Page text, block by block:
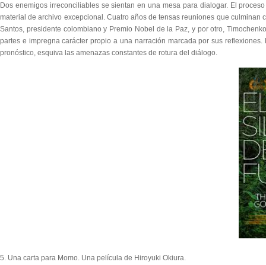
Dos enemigos irreconciliables se sientan en una mesa para dialogar. El
material de archivo excepcional. Cuatro años de tensas reuniones que
Santos, presidente colombiano y Premio Nobel de la Paz, y por otro,
partes e impregna carácter propio a una narración marcada por sus
pronóstico, esquiva las amenazas constantes de rotura del diálogo.
5. Una carta para Momo. Una película de Hiroyuki Okiura.